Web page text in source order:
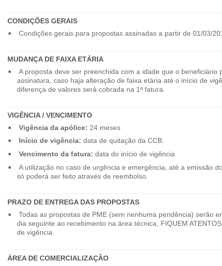
CONDIÇÕES GERAIS
Condições gerais para propostas assinadas a partir de 01/03/
MUDANÇA DE FAIXA ETÁRIA
A proposta deve ser preenchida com a idade que o beneficiário
assinatura, caso haja alteração de faixa etária até o início de
diferença de valores será cobrada na 1ª fatura.
VIGÊNCIA / VENCIMENTO
Vigência da apólice: 24 meses
Início de vigência: data de quitação da CCB.
Vencimento da fatura: data do início de vigência
A utilização no caso de urgência e emergência, até a emissão
só poderá ser feito através de reembolso.
PRAZO DE ENTREGA DAS PROPOSTAS
Todas as propostas de PME (sem nenhuma pendência) serão
dia seguinte ao recebimento na área técnica, FIQUEM
de vigência.
ÁREA DE COMERCIALIZAÇÃO